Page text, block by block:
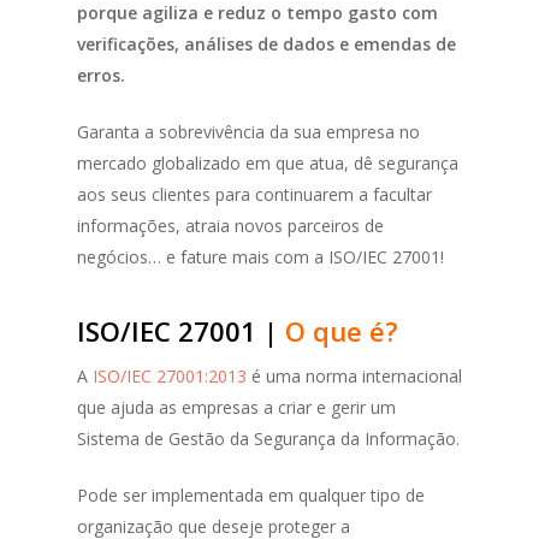
porque agiliza e reduz o tempo gasto com
verificações, análises de dados e emendas de
erros.
Garanta a sobrevivência da sua empresa no
mercado globalizado em que atua, dê segurança
aos seus clientes para continuarem a facultar
informações, atraia novos parceiros de
negócios… e fature mais com a ISO/IEC 27001!
ISO/IEC 27001 | O que é?
A ISO/IEC 27001:2013 é uma norma internacional
que ajuda as empresas a criar e gerir um
Sistema de Gestão da Segurança da Informação.
Pode ser implementada em qualquer tipo de
organização que deseje proteger a